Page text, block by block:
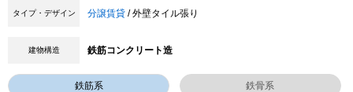
タイプ・デザイン 分譲賃貸 / 外壁タイル張り
建物構造 鉄筋コンクリート造
鉄筋系 鉄骨系